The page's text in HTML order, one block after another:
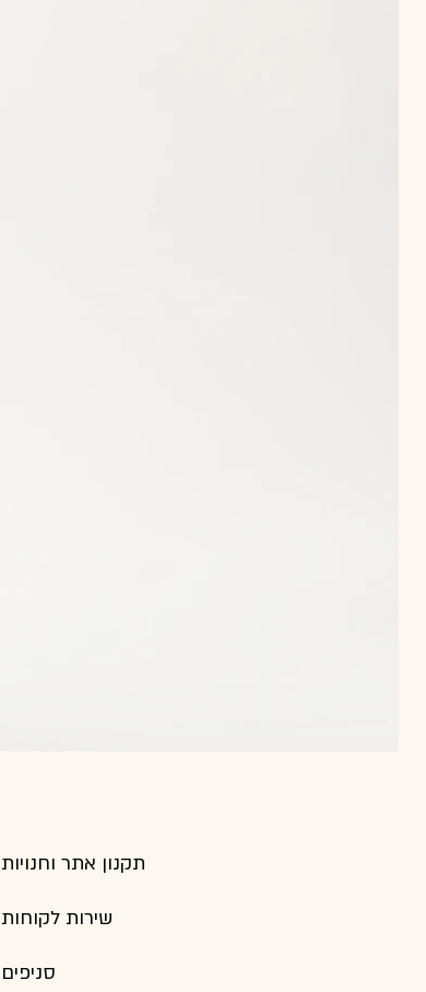
תקנון אתר וחנויות
שירות לקוחות
סניפים